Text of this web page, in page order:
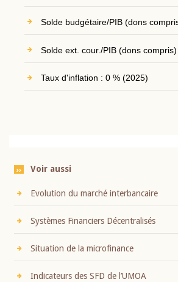
Solde budgétaire/PIB (dons
Solde ext. cour./PIB (dons compris)
Taux d'inflation : 0 % (2025)
Voir aussi
Evolution du marché interbancaire
Systèmes Financiers Décentralisés
Situation de la microfinance
Indicateurs des SFD de l’UMOA